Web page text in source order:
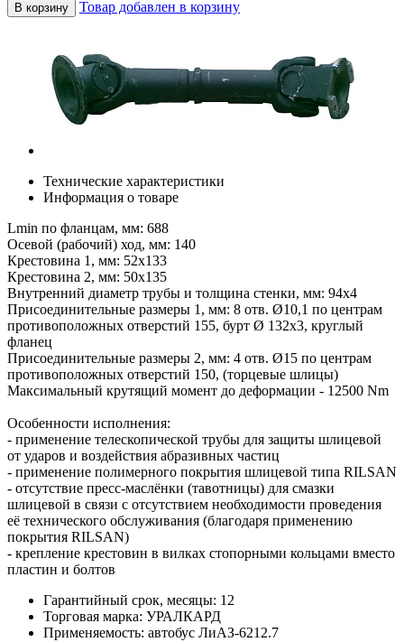
В корзину Товар добавлен в корзину
Технические характеристики
Информация о товаре
Lmin по фланцам, мм: 688
Осевой (рабочий) ход, мм: 140
Крестовина 1, мм: 52х133
Крестовина 2, мм: 50х135
Внутренний диаметр трубы и толщина стенки, мм: 94х4
Присоединительные размеры 1, мм: 8 отв. Ø10,1 по центрам
противоположных отверстий 155, бурт Ø 132х3, круглый
фланец
Присоединительные размеры 2, мм: 4 отв. Ø15 по центрам
противоположных отверстий 150, (торцевые шлицы)
Максимальный крутящий момент до деформации - 12500 Nm
Особенности исполнения:
- применение телескопической трубы для защиты шлицевой
от ударов и воздействия абразивных частиц
- применение полимерного покрытия шлицевой типа RILSAN
- отсутствие пресс-маслёнки (тавотницы) для смазки
шлицевой в связи с отсутствием необходимости проведения
её технического обслуживания (благодаря применению
покрытия RILSAN)
- крепление крестовин в вилках стопорными кольцами вместо
пластин и болтов
Гарантийный срок, месяцы: 12
Торговая марка: УРАЛКАРД
Применяемость: автобус ЛиАЗ-6212.7